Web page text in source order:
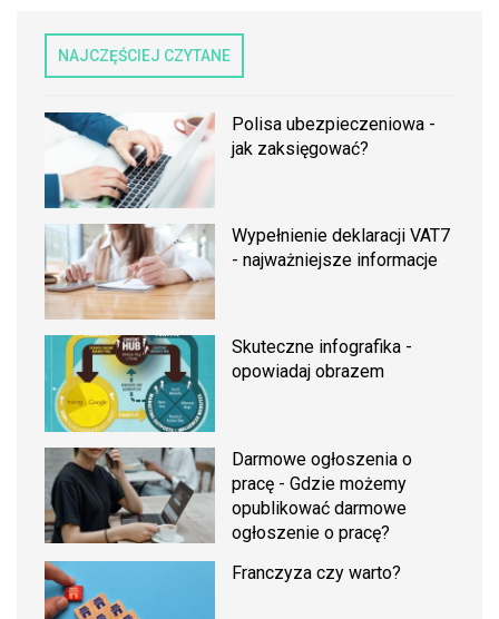
NAJCZĘŚCIEJ CZYTANE
Polisa ubezpieczeniowa -
jak zaksięgować?
Wypełnienie deklaracji VAT7
- najważniejsze informacje
Skuteczne infografika -
opowiadaj obrazem
Darmowe ogłoszenia o
pracę - Gdzie możemy
opublikować darmowe
ogłoszenie o pracę?
Franczyza czy warto?